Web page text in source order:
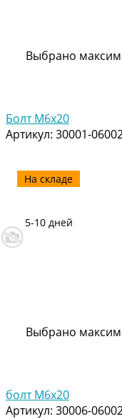
Выбрано
Болт M6x20
Артикул: 30001-
На складе
5-10 дней
Выбрано
болт M6x20
Артикул: 30006-